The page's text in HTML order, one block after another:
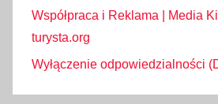
Współpraca i Reklama | Media
turysta.org
Wyłączenie odpowiedzialności